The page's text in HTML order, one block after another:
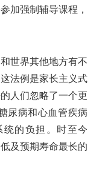
加强制辅导课程，
世界其他地方有不
法例是家长主义式
人们忽略了一个更
尿病和心血管疾病
的负担。时至今
及预期寿命最长的